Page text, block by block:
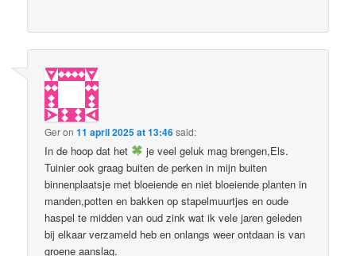
Geron11 april 2025 at 13:46said:
In de hoop dat het
je veel geluk mag brengen,Els.
Tuinier ook graag buiten de perken in mijn buiten
binnenplaatsje met bloeiende en niet bloeiende planten in
manden,potten en bakken op stapelmuurtjes en oude
haspel te midden van oud zink wat ik vele jaren geleden
bij elkaar verzameld heb en onlangs weer ontdaan is van
groene aanslag.